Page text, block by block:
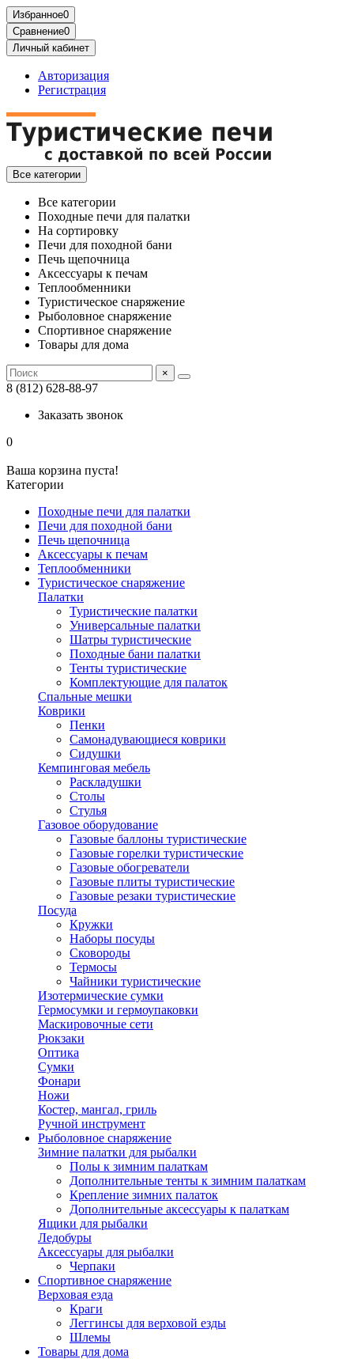
Избранное0
Сравнение0
Личный кабинет
Авторизация
Регистрация
Все категории
Все категории
Походные печи для палатки
На сортировку
Печи для походной бани
Печь щепочница
Аксессуары к печам
Теплообменники
Туристическое снаряжение
Рыболовное снаряжение
Спортивное снаряжение
Товары для дома
×
8 (812) 628-88-97
Заказать звонок
0
Ваша корзина пуста!
Категории
Походные печи для палатки
Печи для походной бани
Печь щепочница
Аксессуары к печам
Теплообменники
Туристическое снаряжение
Палатки
Туристические палатки
Универсальные палатки
Шатры туристические
Походные бани палатки
Тенты туристические
Комплектующие для палаток
Спальные мешки
Коврики
Пенки
Самонадувающиеся коврики
Сидушки
Кемпинговая мебель
Раскладушки
Столы
Стулья
Газовое оборудование
Газовые баллоны туристические
Газовые горелки туристические
Газовые обогреватели
Газовые плиты туристические
Газовые резаки туристические
Посуда
Кружки
Наборы посуды
Сковороды
Термосы
Чайники туристические
Изотермические сумки
Гермосумки и гермоупаковки
Маскировочные сети
Рюкзаки
Оптика
Сумки
Фонари
Ножи
Костер, мангал, гриль
Ручной инструмент
Рыболовное снаряжение
Зимние палатки для рыбалки
Полы к зимним палаткам
Дополнительные тенты к зимним палаткам
Крепление зимних палаток
Дополнительные аксессуары к палаткам
Ящики для рыбалки
Ледобуры
Аксессуары для рыбалки
Черпаки
Спортивное снаряжение
Верховая езда
Краги
Леггинсы для верховой езды
Шлемы
Товары для дома